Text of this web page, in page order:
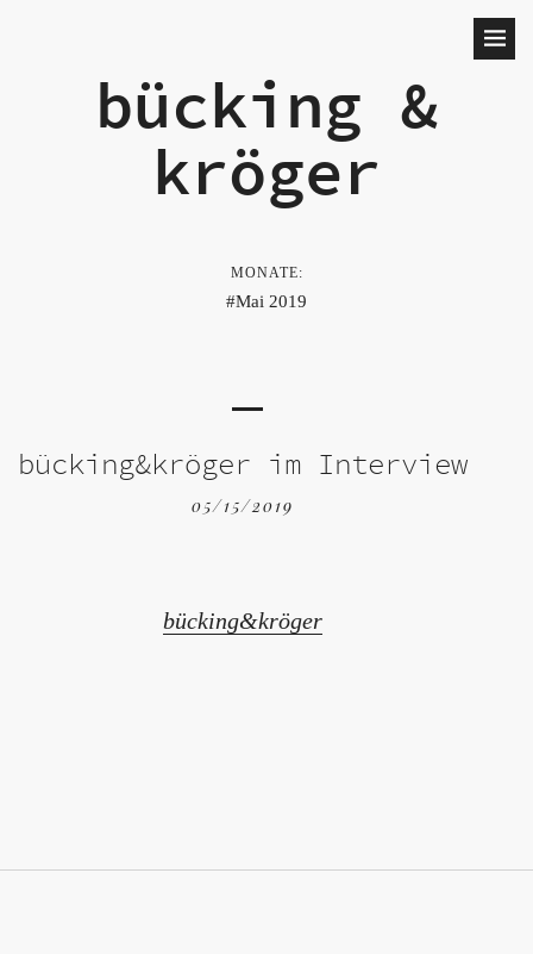
bücking &
kröger
MONATE:
Mai 2019
bücking&kröger im Interview
05/15/2019
bücking&kröger